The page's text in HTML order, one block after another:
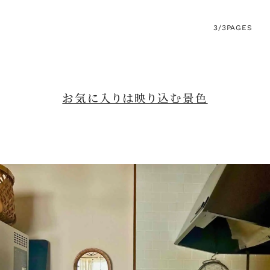
3/3PAGES
お気に入りは映り込む景色